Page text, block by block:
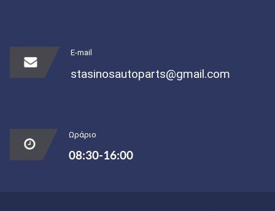
E-mail
stasinosautoparts@gmail.com
Ωράριο
08:30-16:00